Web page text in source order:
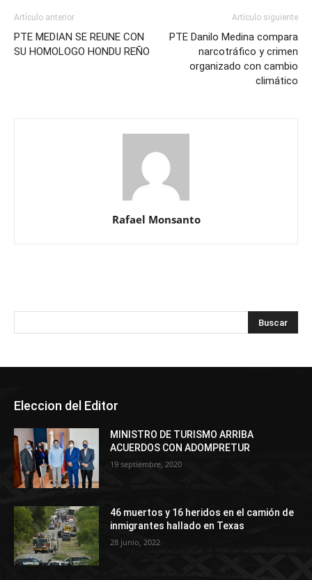
Artículo anterior
PTE MEDIAN SE REUNE CON
SU HOMOLOGO HONDU REÑO
Artículo siguiente
PTE Danilo Medina compara
narcotráfico y crimen
organizado con cambio
climático
Rafael Monsanto
Eleccion del Editor
MINISTRO DE TURISMO ARRIBA
ACUERDOS CON ADOMPRETUR
19 septiembre, 2020
46 muertos y 16 heridos en el camión de
inmigrantes hallado en Texas
28 junio, 2022